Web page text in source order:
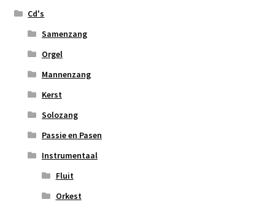
Cd's
Samenzang
Orgel
Mannenzang
Kerst
Solozang
Passie en Pasen
Instrumentaal
Fluit
Orkest